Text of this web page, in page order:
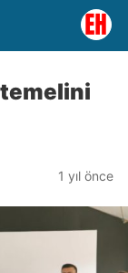
temelini
1 yıl önce